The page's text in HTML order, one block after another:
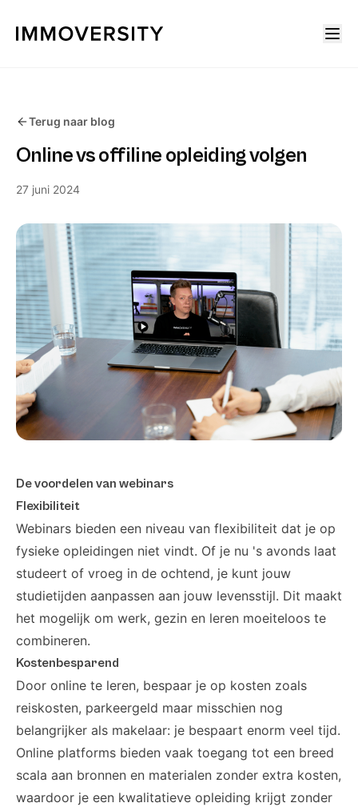
Terug naar blog
Online vs offiline opleiding volgen
27 juni 2024
De voordelen van webinars
Flexibiliteit
Webinars bieden een niveau van flexibiliteit dat je op
fysieke opleidingen niet vindt. Of je nu 's avonds laat
studeert of vroeg in de ochtend, je kunt jouw
studietijden aanpassen aan jouw levensstijl. Dit maakt
het mogelijk om werk, gezin en leren moeiteloos te
combineren.
Kostenbesparend
Door online te leren, bespaar je op kosten zoals
reiskosten, parkeergeld maar misschien nog
belangrijker als makelaar: je bespaart enorm veel tijd.
Online platforms bieden vaak toegang tot een breed
scala aan bronnen en materialen zonder extra kosten,
waardoor je een kwalitatieve opleiding krijgt zonder